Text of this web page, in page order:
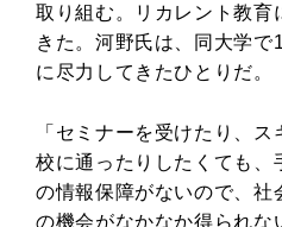
取り組む。リカレント教育
きた。河野氏は、同大学
に尽力してきたひとりだ。
「セミナーを受けたり、
校に通ったりしたくても、
の情報保障がないので、社
の機会がなかなか得られな